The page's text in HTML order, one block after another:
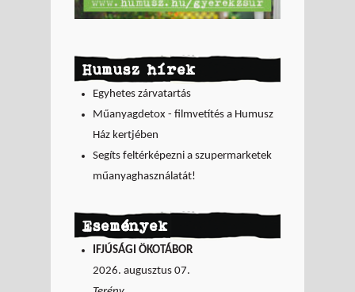
Humusz hírek
Egyhetes zárvatartás
Műanyagdetox - filmvetítés a Humusz
Ház kertjében
Segíts feltérképezni a szupermarketek
műanyaghasználatát!
Események
IFJÚSÁGI ÖKOTÁBOR
2026. augusztus 07.